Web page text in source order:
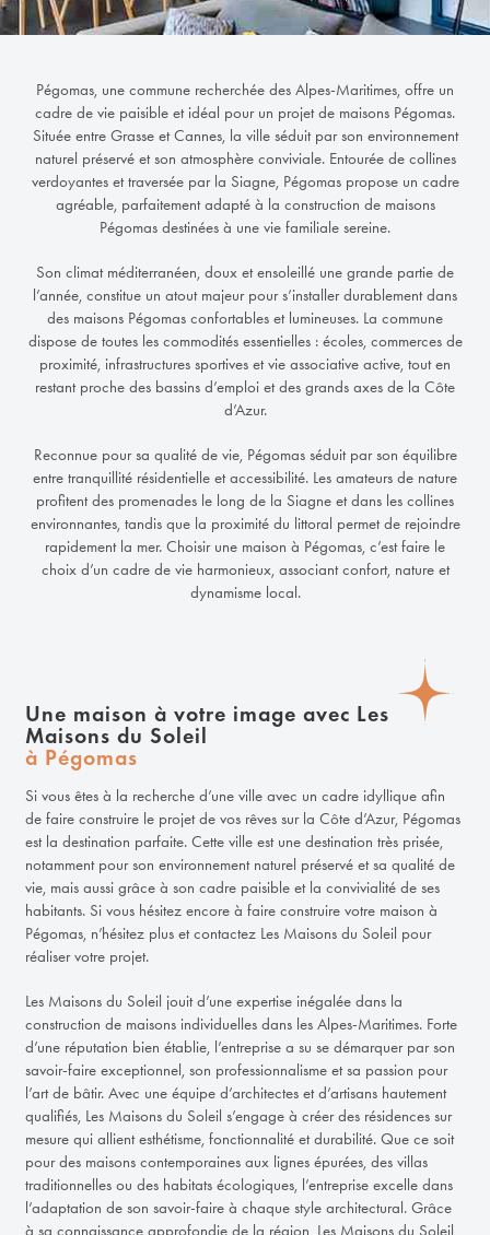
Pégomas, une commune recherchée des Alpes-Maritimes, offre un
cadre de vie paisible et idéal pour un projet de maisons Pégomas.
Située entre Grasse et Cannes, la ville séduit par son environnement
naturel préservé et son atmosphère conviviale. Entourée de collines
verdoyantes et traversée par la Siagne, Pégomas propose un cadre
agréable, parfaitement adapté à la construction de maisons
Pégomas destinées à une vie familiale sereine.
Son climat méditerranéen, doux et ensoleillé une grande partie de
l’année, constitue un atout majeur pour s’installer durablement dans
des maisons Pégomas confortables et lumineuses. La commune
dispose de toutes les commodités essentielles : écoles, commerces de
proximité, infrastructures sportives et vie associative active, tout en
restant proche des bassins d’emploi et des grands axes de la Côte
d’Azur.
Reconnue pour sa qualité de vie, Pégomas séduit par son équilibre
entre tranquillité résidentielle et accessibilité. Les amateurs de nature
profitent des promenades le long de la Siagne et dans les collines
environnantes, tandis que la proximité du littoral permet de rejoindre
rapidement la mer. Choisir une maison à Pégomas, c’est faire le
choix d’un cadre de vie harmonieux, associant confort, nature et
dynamisme local.
Une maison à votre image avec Les
Maisons du Soleil
à Pégomas
Si vous êtes à la recherche d’une ville avec un cadre idyllique afin
de faire construire le projet de vos rêves sur la Côte d’Azur, Pégomas
est la destination parfaite. Cette ville est une destination très prisée,
notamment pour son environnement naturel préservé et sa qualité de
vie, mais aussi grâce à son cadre paisible et la convivialité de ses
habitants. Si vous hésitez encore à faire construire votre maison à
Pégomas, n’hésitez plus et contactez Les Maisons du Soleil pour
réaliser votre projet.
Les Maisons du Soleil jouit d’une expertise inégalée dans la
construction de maisons individuelles dans les Alpes-Maritimes. Forte
d’une réputation bien établie, l’entreprise a su se démarquer par son
savoir-faire exceptionnel, son professionnalisme et sa passion pour
l’art de bâtir. Avec une équipe d’architectes et d’artisans hautement
qualifiés, Les Maisons du Soleil s’engage à créer des résidences sur
mesure qui allient esthétisme, fonctionnalité et durabilité. Que ce soit
pour des maisons contemporaines aux lignes épurées, des villas
traditionnelles ou des habitats écologiques, l’entreprise excelle dans
l’adaptation de son savoir-faire à chaque style architectural. Grâce
à sa connaissance approfondie de la région, Les Maisons du Soleil